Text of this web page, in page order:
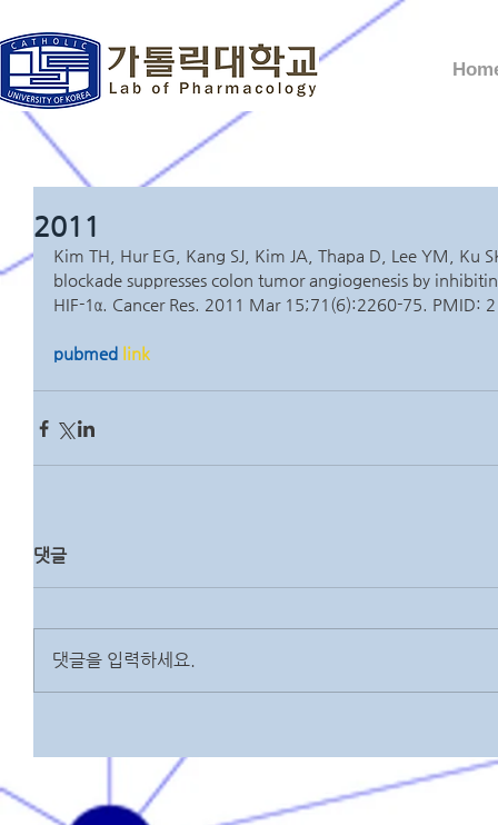
2011
Kim TH, Hur EG, Kang SJ, Kim JA, Thapa D, Lee YM, Ku
blockade suppresses colon tumor angiogenesis by
HIF-1α. Cancer Res. 2011 Mar 15;71(6):2260-75. PMID:
pubmed link
댓글
댓글을 입력하세요.